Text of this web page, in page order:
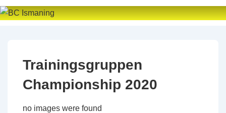
↓
Zum
Trainingsgruppen
Championship 2020
no images were found